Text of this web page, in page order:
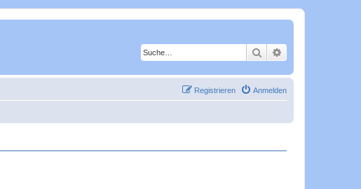
Suche
Anmelden
Registrieren